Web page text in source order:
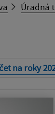
Úradná
na roky